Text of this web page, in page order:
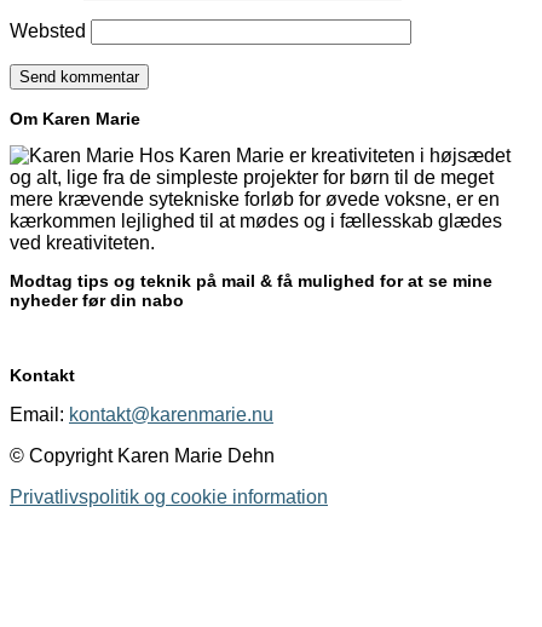
Websted
Om Karen Marie
Hos Karen Marie er kreativiteten i højsædet
og alt, lige fra de simpleste projekter for børn til de meget
mere krævende sytekniske forløb for øvede voksne, er en
kærkommen lejlighed til at mødes og i fællesskab glædes
ved kreativiteten.
Modtag tips og teknik på mail & få mulighed for at se mine
nyheder før din nabo
Kontakt
Email: kontakt@karenmarie.nu
© Copyright Karen Marie Dehn
Privatlivspolitik og cookie information